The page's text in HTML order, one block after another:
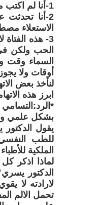
1-أنا لم اكتب مقالا دينيا –وهذا لا يضيرني-ولم أقل قال الله وقال الرسول
2-أنا
الاستعلاء
3- هذه
الحب ولكن
السماء وقت
أوقات ولا
لنأخذ بعض
ابرز هذه
بشكل علمي
يقول
للطب
الملكية
لماذا اذكر
الدكتور
لارادته لا
تحمل الالم